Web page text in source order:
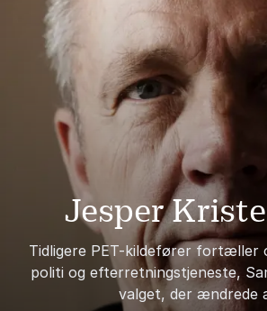
Jesper
Tidligere PET-kildefører fortæller
politi og efterretningstjeneste,
valget, der ændrede